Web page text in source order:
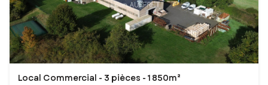
Local Commercial - 3 pièces - 1 850m²